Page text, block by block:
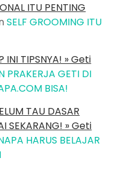
ITU PENTING
SELF GROOMING ITU
INI TIPSNYA! » Geti
PRAKERJA GETI DI
BISA!
TAU DASAR
SEKARANG! » Geti
HARUS BELAJAR